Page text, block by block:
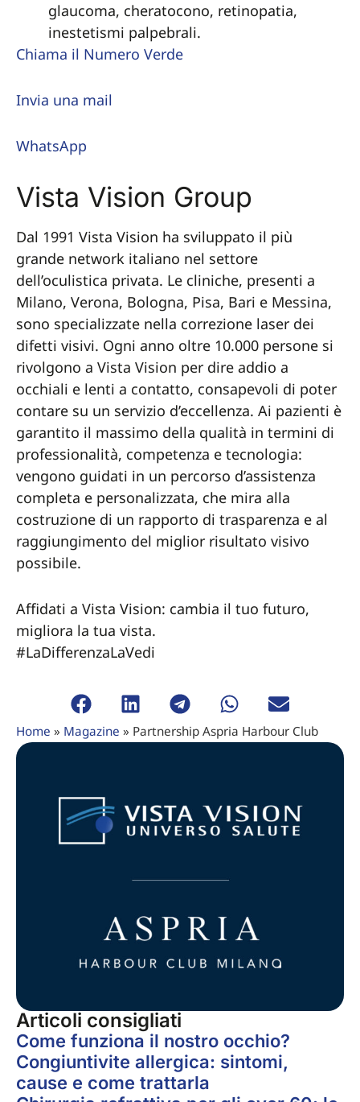
Home » Magazine » Partnership Aspria Harbour Club
glaucoma, cheratocono, retinopatia,
inestetismi palpebrali.
Chiama il Numero Verde
Invia una mail
WhatsApp
Vista Vision Group
Dal 1991 Vista Vision ha sviluppato il più
grande network italiano nel settore
dell’oculistica privata. Le cliniche, presenti a
Milano, Verona, Bologna, Pisa, Bari e Messina,
sono specializzate nella correzione laser dei
difetti visivi. Ogni anno oltre 10.000 persone si
rivolgono a Vista Vision per dire addio a
occhiali e lenti a contatto, consapevoli di poter
contare su un servizio d’eccellenza. Ai pazienti è
garantito il massimo della qualità in termini di
professionalità, competenza e tecnologia:
vengono guidati in un percorso d’assistenza
completa e personalizzata, che mira alla
costruzione di un rapporto di trasparenza e al
raggiungimento del miglior risultato visivo
possibile.
Affidati a Vista Vision: cambia il tuo futuro,
migliora la tua vista.
#LaDifferenzaLaVedi
Articoli consigliati
Come funziona il nostro occhio?
Congiuntivite allergica: sintomi,
cause e come trattarla